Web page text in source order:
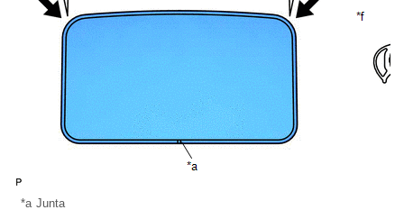
*a Junta